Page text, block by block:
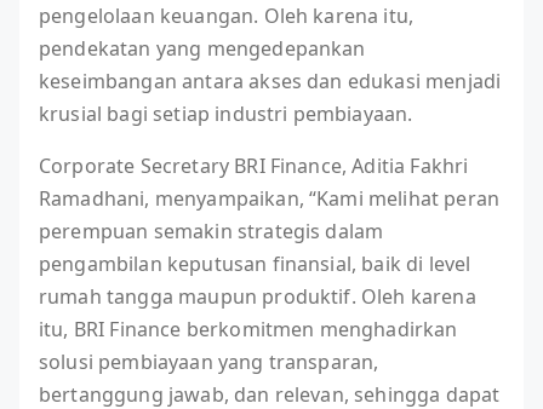
pengelolaan keuangan. Oleh karena itu,
pendekatan yang mengedepankan
keseimbangan antara akses dan edukasi menjadi
krusial bagi setiap industri pembiayaan.
Corporate Secretary BRI Finance, Aditia Fakhri
Ramadhani, menyampaikan, “Kami melihat peran
perempuan semakin strategis dalam
pengambilan keputusan finansial, baik di level
rumah tangga maupun produktif. Oleh karena
itu, BRI Finance berkomitmen menghadirkan
solusi pembiayaan yang transparan,
bertanggung jawab, dan relevan, sehingga dapat